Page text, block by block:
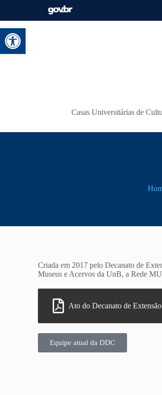
Abrir a barra de
Casas Universitárias de
Criada em 2017 pelo Decanato de
Museus e Acervos da UnB, a Rede
Ato do Decanato de
Equipe atual da DDC